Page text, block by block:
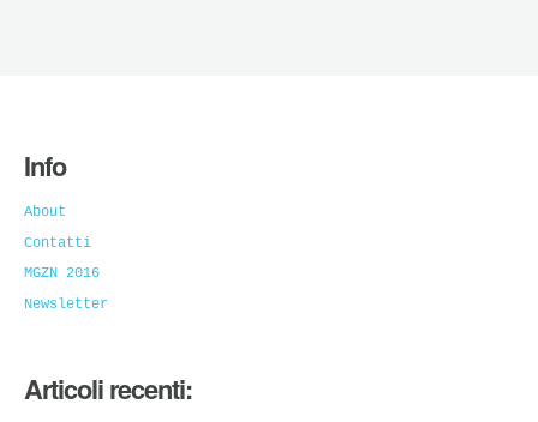
Info
About
Contatti
MGZN 2016
Newsletter
Articoli recenti: